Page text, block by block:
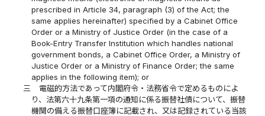
prescribed in Article 34, paragraph (3) of the Act; the
same applies hereinafter) specified by a Cabinet Office
Order or a Ministry of Justice Order (in the case of a
Book-Entry Transfer Institution which handles national
government bonds, a Cabinet Office Order, a Ministry of
Justice Order or a Ministry of Finance Order; the same
applies in the following item); or
三
電磁的方法であって内閣府令・法務省令で定めるものによ
り、法第六十九条第一項の通知に係る振替社債について、振替
機関の備える振替口座簿に記載され、又は記録されている当該